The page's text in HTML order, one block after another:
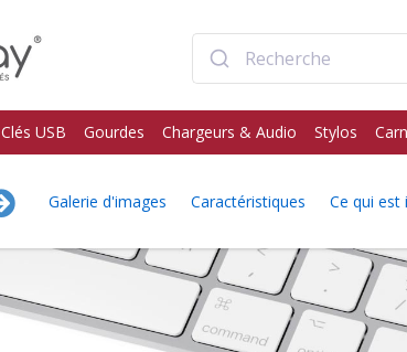
Clés USB Gourdes Chargeurs & Audio Stylos
Galerie d'images Caractéristiques Ce qui est